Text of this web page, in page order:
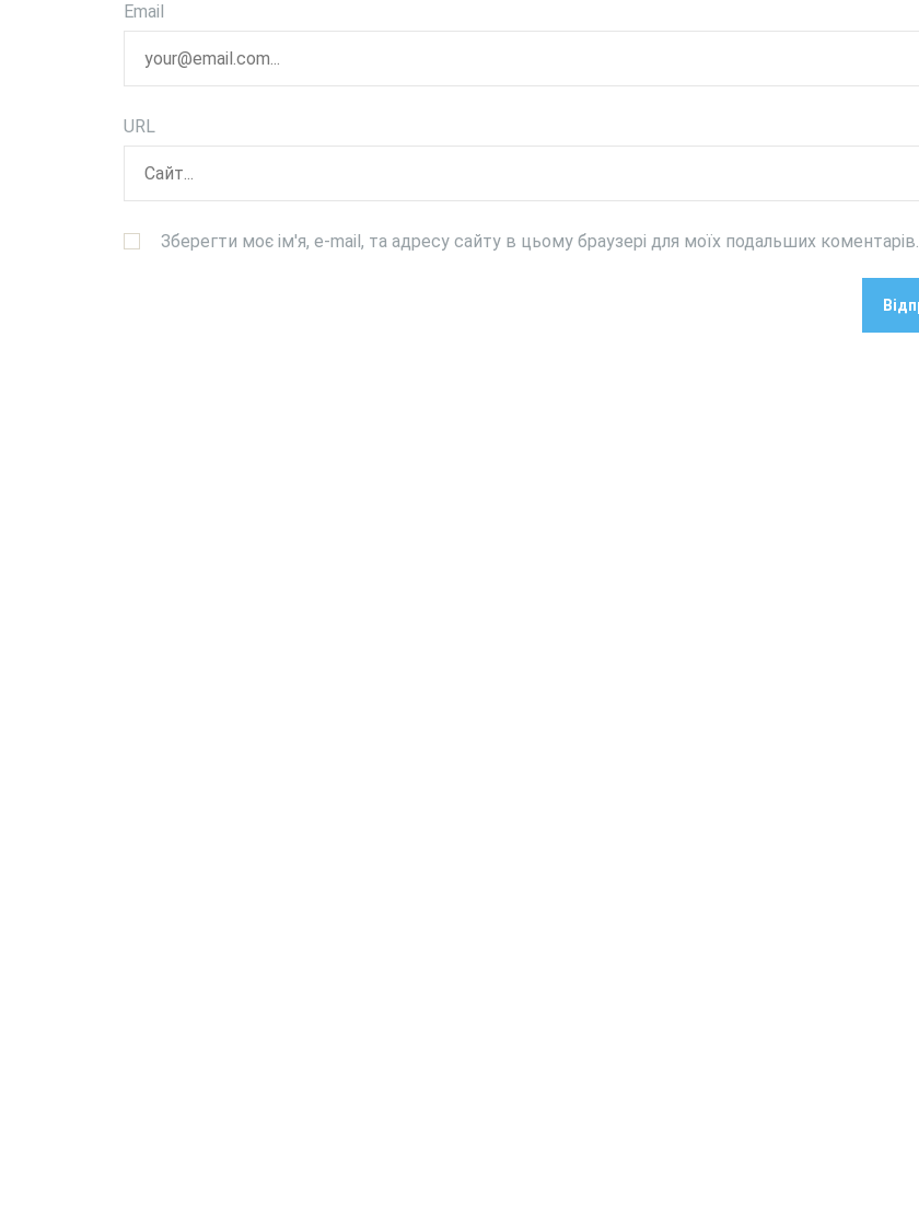
Email
URL
Зберегти моє ім'я, e-mail, та адресу сайту в цьому браузері для моїх подальших коментарів.